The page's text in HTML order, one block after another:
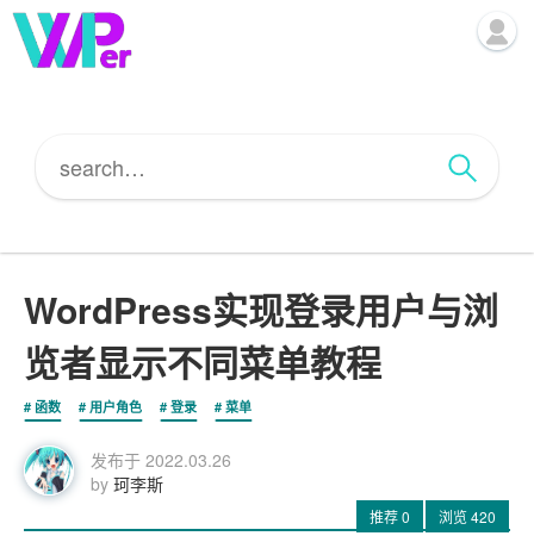
WordPress实现登录用户与浏
览者显示不同菜单教程
函数 用户角色 登录 菜单
发布于 2022.03.26
by 珂李斯
推荐0 浏览420